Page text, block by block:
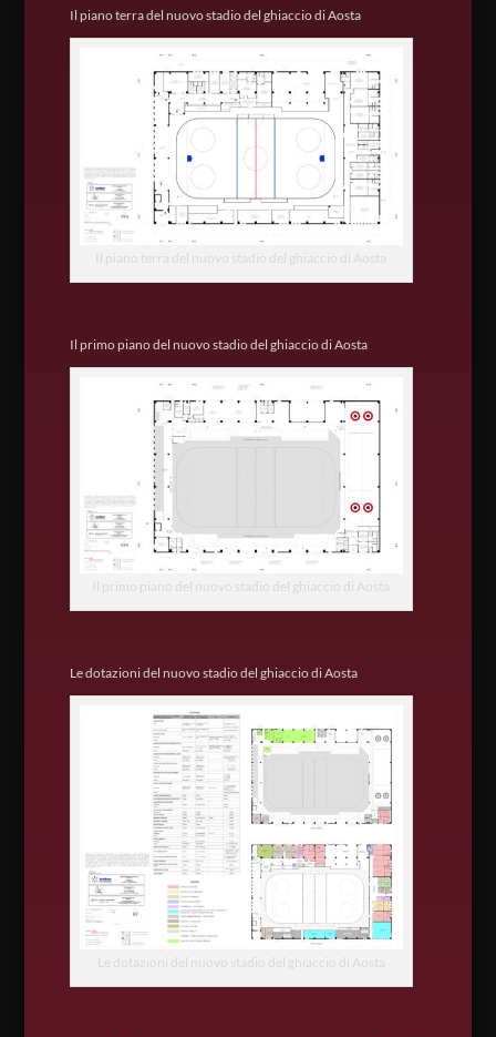
Il piano terra del nuovo stadio del ghiaccio di Aosta
Il piano terra del nuovo stadio del ghiaccio di Aosta
Il primo piano del nuovo stadio del ghiaccio di Aosta
Il primo piano del nuovo stadio del ghiaccio di Aosta
Le dotazioni del nuovo stadio del ghiaccio di Aosta
Le dotazioni del nuovo stadio del ghiaccio di Aosta